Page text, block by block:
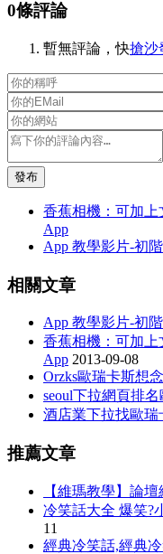
0條評論
暫無評論，快搶沙
發布
香蕉相機：可加上
App
App 教學影片-初
相關文章
App 教學影片-初
香蕉相機：可加上
App 2013-09-08
Orzks歐瑞卡斯想
seoul下拉網頁排
酒店業下拉找歐瑞
推薦文章
【維瑪教學】論
冷笑話大全 爆笑
11
經典冷笑話,經典冷